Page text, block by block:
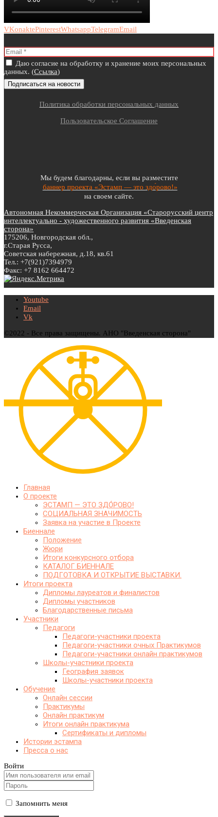
VKonaktePinterestWhatsappTelegramEmail
Даю согласие на обработку и хранение моих персональных
данных. (Ссылка)
Политика обработки персональных данных
Пользовательское Соглашение
Мы будем благодарны, если вы разместите
баннер проекта «Эстамп — это здо́рово!»
на своем сайте.
Автономная Некоммерческая Организация «Старорусский центр
интеллектуально - художественного развития «Введенская
сторона»
175206, Новгородская обл.,
г.Старая Русса,
Советская набережная, д.18, кв.61
Тел.: +7(921)7394979
Факс: +7 8162 664472
Youtube
Email
Vk
©2022 - Все права защищены. АНО "Введенская сторона"
Главная
О проекте
ЭСТАМП — ЭТО ЗДО́РОВО!
СОЦИАЛЬНАЯ ЗНАЧИМОСТЬ
Заявка на участие в Проекте
Биеннале
Положение
Жюри
Итоги конкурсного отбора
КАТАЛОГ БИЕННАЛЕ
ПОДГОТОВКА И ОТКРЫТИЕ ВЫСТАВКИ.
Итоги проекта
Дипломы лауреатов и финалистов
Дипломы участников
Благодарственные письма
Участники
Педагоги
Педагоги-участники проекта
Педагоги-участники очных Практикумов
Педагоги-участники онлайн практикумов
Школы-участники проекта
География заявок
Школы-участники проекта
Обучение
Онлайн сессии
Практикумы
Онлайн практикум
Итоги онлайн практикума
Сертификаты и дипломы
Истории эстампа
Пресса о нас
Войти
Запомнить меня